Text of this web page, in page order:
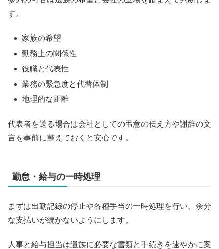
す。
家族の希望
勤務上の関係性
役職と代表性
業務の緊急度と代替体制
地理的な距離
代表者を送る場合は会社としての弔意の伝え方や謝辞の文
言を事前に整えておくと安心です。
勤怠・給与の一時処理
まずは出勤記録の停止や各種手当の一時処理を行い、余分
な支払いが続かないようにします。
人事と給与担当は遺族に必要な書類と手続きを速やかに案